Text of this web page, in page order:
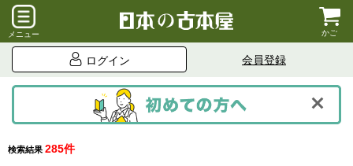
メニュー かご
ログイン 会員登録
検索結果 285件